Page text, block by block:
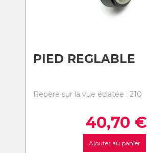
PIED REGLABLE
Repère sur la vue éclatée : 210
40,70 €
Ajouter au panier